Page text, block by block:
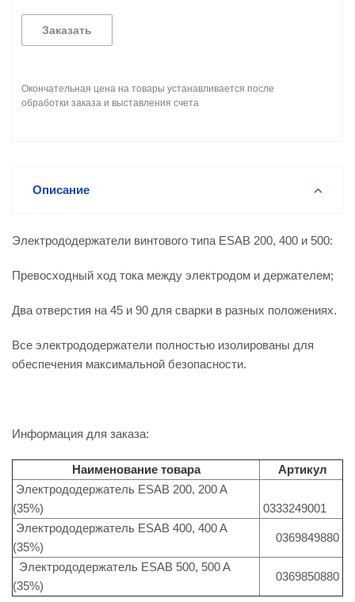
Заказать
Окончательная цена на товары устанавливается после
обработки заказа и выставления счета
Описание
Электрододержатели винтового типа ESAB 200, 400 и 500:
Превосходный ход тока между электродом и держателем;
Два отверстия на 45 и 90 для сварки в разных положениях.
Все электрододержатели полностью изолированы для
обеспечения максимальной безопасности.
Информация для заказа:
Наименование товара
Артикул
Электрододержатель ESAB 200, 200 A
(35%)
0333249001
Электрододержатель ESAB 400, 400 A
(35%)
0369849880
Электрододержатель ESAB 500, 500 A
(35%)
0369850880